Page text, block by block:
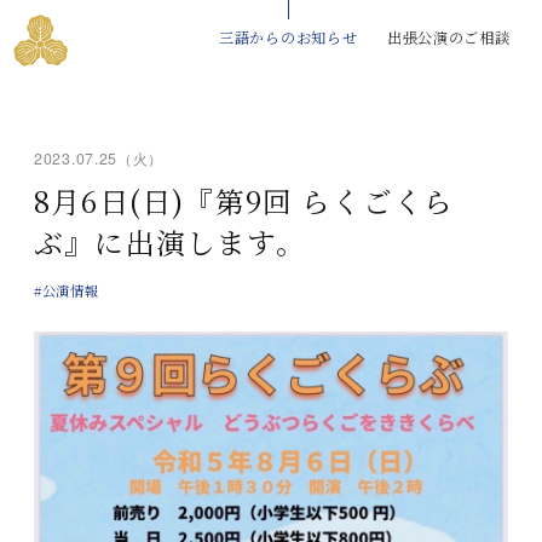
三語からのお知らせ 出張公演のご相談
2023.07.25（火）
8月6日(日)『第9回 らくごくら
ぶ』に出演します。
#公演情報